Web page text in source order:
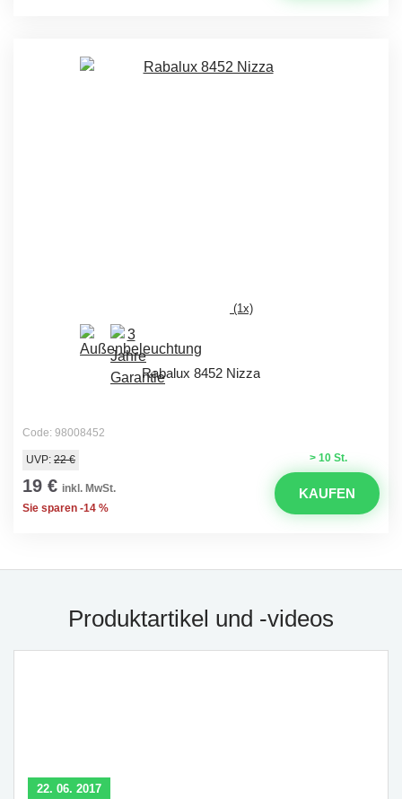
(1x)
Rabalux 8452 Nizza
Code: 98008452
> 10 St.
UVP: 22 €
19 € inkl. MwSt.
Sie sparen -14 %
KAUFEN
Produktartikel und -videos
22. 06. 2017